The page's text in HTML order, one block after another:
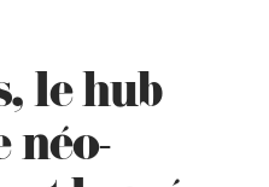
le hub
néo-